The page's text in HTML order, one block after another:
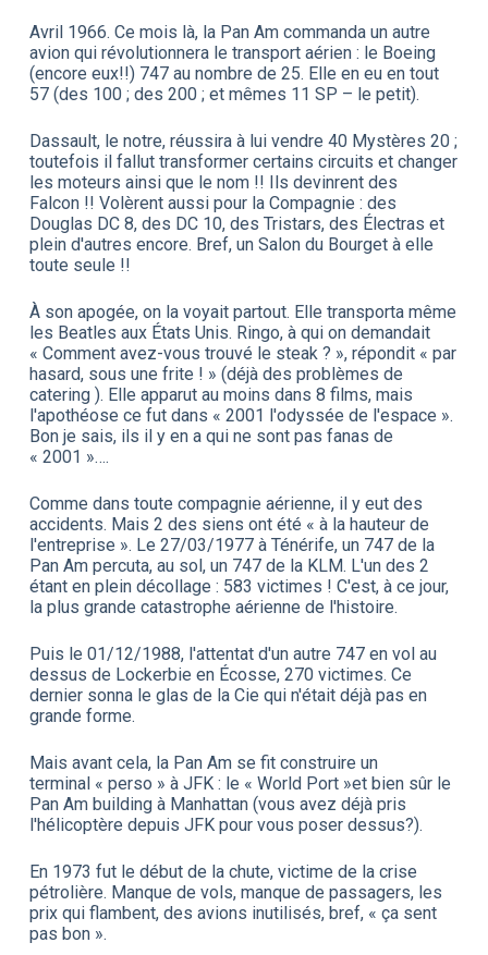
Avril 1966. Ce mois là, la Pan Am commanda un autre
avion qui révolutionnera le transport aérien : le Boeing
(encore eux!!) 747 au nombre de 25. Elle en eu en tout
57 (des 100 ; des 200 ; et mêmes 11 SP – le petit).
Dassault, le notre, réussira à lui vendre 40 Mystères 20 ;
toutefois il fallut transformer certains circuits et changer
les moteurs ainsi que le nom !! Ils devinrent des
Falcon !! Volèrent aussi pour la Compagnie : des
Douglas DC 8, des DC 10, des Tristars, des Électras et
plein d'autres encore. Bref, un Salon du Bourget à elle
toute seule !!
À son apogée, on la voyait partout. Elle transporta même
les Beatles aux États Unis. Ringo, à qui on demandait
« Comment avez-vous trouvé le steak ? », répondit « par
hasard, sous une frite ! » (déjà des problèmes de
catering ). Elle apparut au moins dans 8 films, mais
l'apothéose ce fut dans « 2001 l'odyssée de l'espace ».
Bon je sais, ils il y en a qui ne sont pas fanas de
« 2001 »….
Comme dans toute compagnie aérienne, il y eut des
accidents. Mais 2 des siens ont été « à la hauteur de
l'entreprise ». Le 27/03/1977 à Ténérife, un 747 de la
Pan Am percuta, au sol, un 747 de la KLM. L'un des 2
étant en plein décollage : 583 victimes ! C'est, à ce jour,
la plus grande catastrophe aérienne de l'histoire.
Puis le 01/12/1988, l'attentat d'un autre 747 en vol au
dessus de Lockerbie en Écosse, 270 victimes. Ce
dernier sonna le glas de la Cie qui n'était déjà pas en
grande forme.
Mais avant cela, la Pan Am se fit construire un
terminal « perso » à JFK : le « World Port »et bien sûr le
Pan Am building à Manhattan (vous avez déjà pris
l'hélicoptère depuis JFK pour vous poser dessus?).
En 1973 fut le début de la chute, victime de la crise
pétrolière. Manque de vols, manque de passagers, les
prix qui flambent, des avions inutilisés, bref, « ça sent
pas bon ».